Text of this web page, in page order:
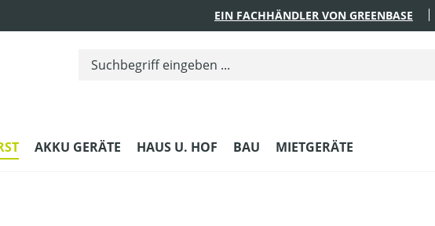
EIN FACHHÄNDLER VON GREENBASE
AKKU GERÄTE HAUS U. HOF BAU MIETGERÄTE